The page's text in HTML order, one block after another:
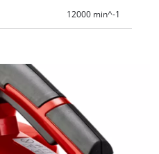
12000 min^-1